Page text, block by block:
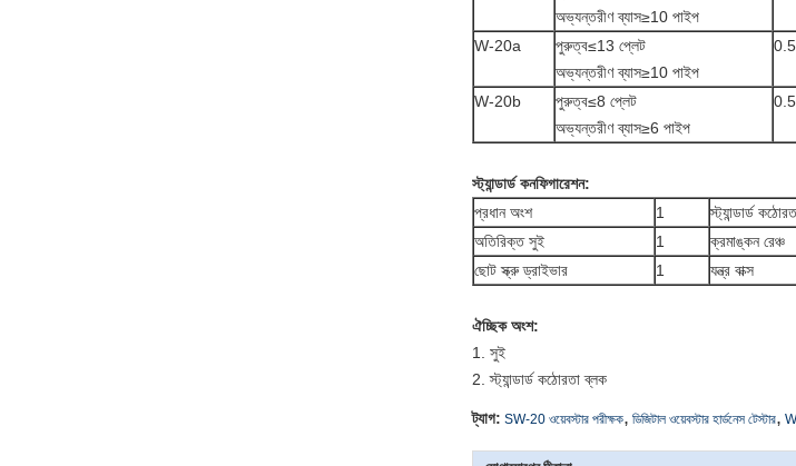
অভ্যন্তরীণ ব্যাস≥10 পাইপ
W-20a
পুরুত্ব≤13 প্লেট
অভ্যন্তরীণ ব্যাস≥10 পাইপ
0.5
W-20b
পুরুত্ব≤8 প্লেট
অভ্যন্তরীণ ব্যাস≥6 পাইপ
0.5
স্ট্যান্ডার্ড কনফিগারেশন:
প্রধান অংশ
1 স্ট্যান্ডার্ড
অতিরিক্ত সুই
1 ক্রমাঙ্কন রেঞ্চ
ছোট স্ক্রু ড্রাইভার
1 যন্ত্র বাক্স
ঐচ্ছিক অংশ:
1. সুই
2. স্ট্যান্ডার্ড কঠোরতা ব্লক
ট্যাগ: SW-20 ওয়েবস্টার পরীক্ষক, ডিজিটাল ওয়েবস্টার হার্ডনেস টেস্টার,